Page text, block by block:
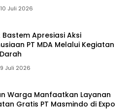
10 Juli 2026
Apresiasi Aksi
PT MDA Melalui Kegiatan
9 Juli 2026
Warga Manfaatkan Layanan
Gratis PT Masmindo di Expo